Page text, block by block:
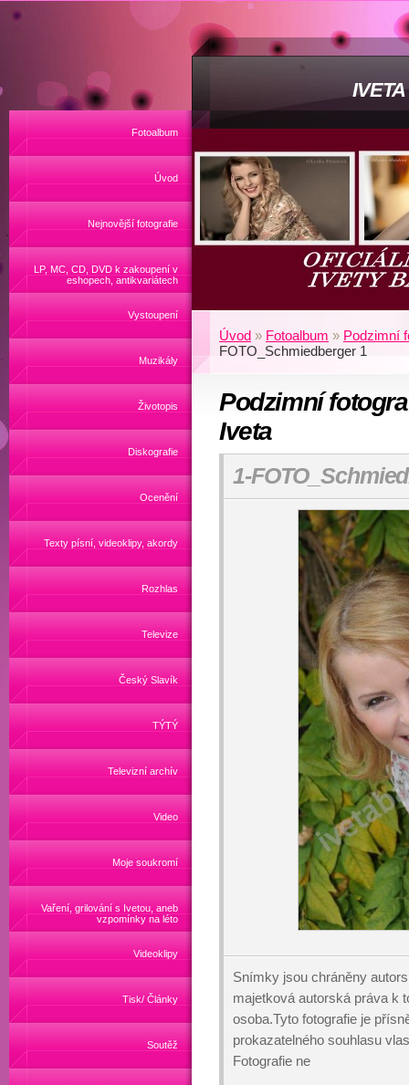
Fotoalbum
Úvod
Nejnovější fotografie
LP, MC, CD, DVD k zakoupení v
eshopech, antikvariátech
Vystoupení
Muzikály
Životopis
Diskografie
Ocenění
Texty písní, videoklipy, akordy
Rozhlas
Televize
Český Slavík
TÝTÝ
Televizní archív
Video
Moje soukromí
Vaření, grilování s Ivetou, aneb
vzpomínky na léto
Videoklipy
Tisk/ Články
Soutěž
Úvod » Fotoalbum » Podzimní
FOTO_Schmiedberger 1
Podzimní
Iveta
1-
Snímky jsou chráněny
majetková autorská práva k
osoba.Tyto fotografie je
prokazatelného souhlasu
Fotografie ne